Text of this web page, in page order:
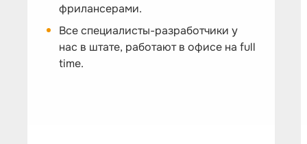
фрилансерами.
Все специалисты-разработчики у
нас в штате, работают в офисе на full
time.